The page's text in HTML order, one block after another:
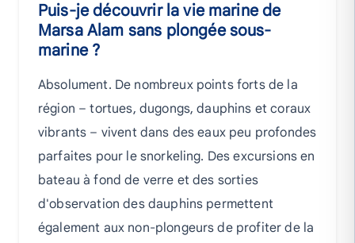
Puis-je découvrir la vie marine de
Marsa Alam sans plongée sous-
marine ?
Absolument. De nombreux points forts de la
région – tortues, dugongs, dauphins et coraux
vibrants – vivent dans des eaux peu profondes
parfaites pour le snorkeling. Des excursions en
bateau à fond de verre et des sorties
d'observation des dauphins permettent
également aux non-plongeurs de profiter de la